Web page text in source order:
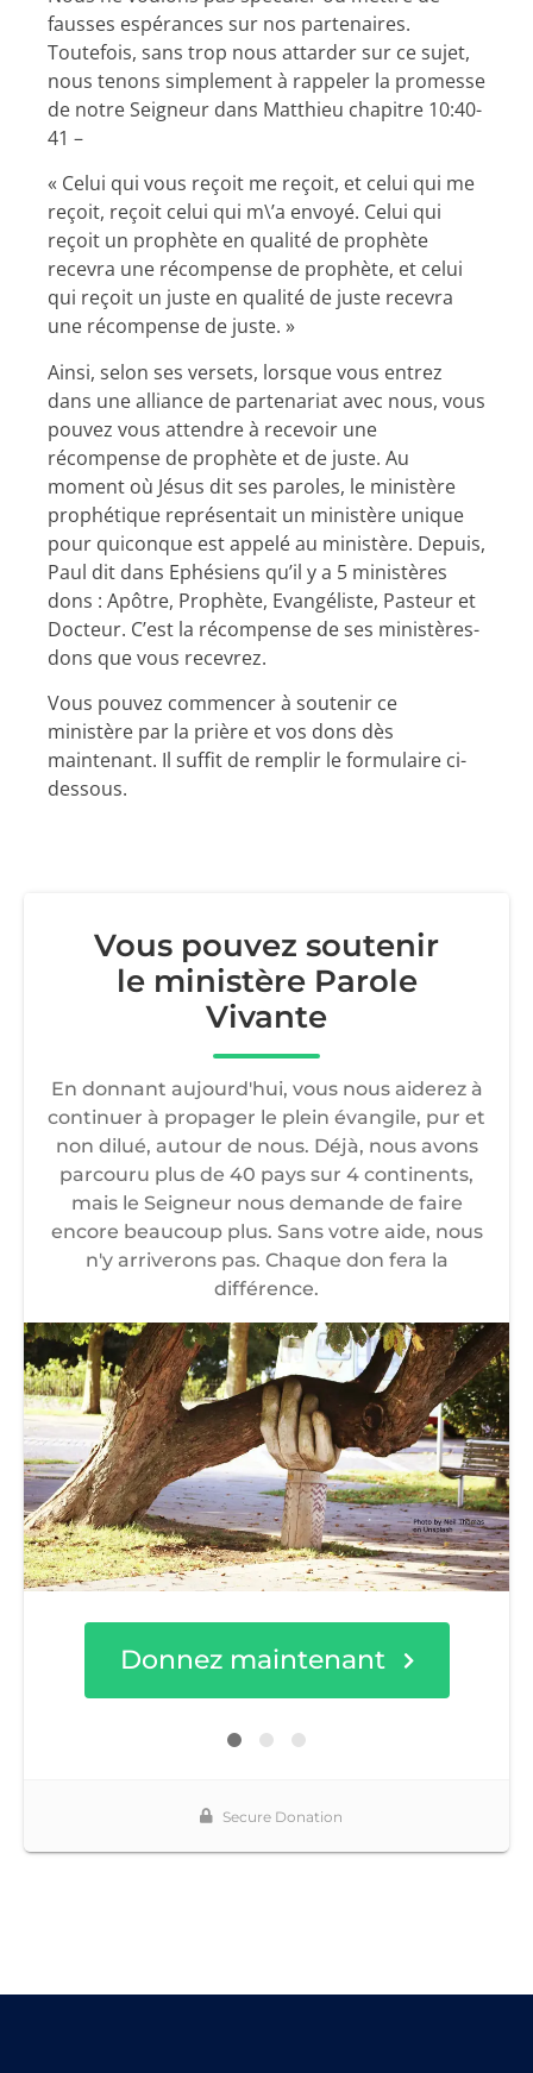
fausses espérances sur nos partenaires.
Toutefois, sans trop nous attarder sur ce sujet,
nous tenons simplement à rappeler la promesse
de notre Seigneur dans Matthieu chapitre 10:40-
41 –
« Celui qui vous reçoit me reçoit, et celui qui me
reçoit, reçoit celui qui m\’a envoyé. Celui qui
reçoit un prophète en qualité de prophète
recevra une récompense de prophète, et celui
qui reçoit un juste en qualité de juste recevra
une récompense de juste. »
Ainsi, selon ses versets, lorsque vous entrez
dans une alliance de partenariat avec nous, vous
pouvez vous attendre à recevoir une
récompense de prophète et de juste. Au
moment où Jésus dit ses paroles, le ministère
prophétique représentait un ministère unique
pour quiconque est appelé au ministère. Depuis,
Paul dit dans Ephésiens qu’il y a 5 ministères
dons : Apôtre, Prophète, Evangéliste, Pasteur et
Docteur. C’est la récompense de ses ministères-
dons que vous recevrez.
Vous pouvez commencer à soutenir ce
ministère par la prière et vos dons dès
maintenant. Il suffit de remplir le formulaire ci-
dessous.